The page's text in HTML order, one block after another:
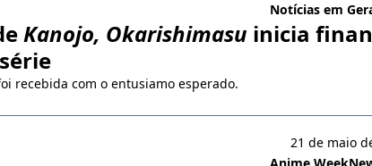
Notícias em
Kanojo, Okarishimasu inicia
recebida com o entusiamo esperado.
21 de maio